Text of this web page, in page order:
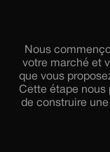
Nous
votre marché et
que vous
Cette étape nous
de construire